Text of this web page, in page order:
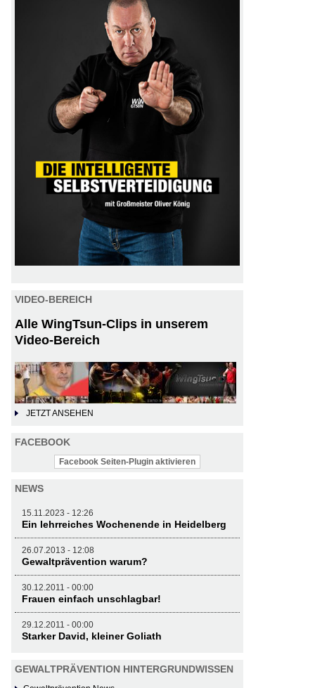
VIDEO-BEREICH
Alle WingTsun-Clips in unserem
Video-Bereich
JETZT ANSEHEN
FACEBOOK
Facebook Seiten-Plugin aktivieren
NEWS
15.11.2023 - 12:26
Ein lehrreiches Wochenende in Heidelberg
26.07.2013 - 12:08
Gewaltprävention warum?
30.12.2011 - 00:00
Frauen einfach unschlagbar!
29.12.2011 - 00:00
Starker David, kleiner Goliath
GEWALTPRÄVENTION HINTERGRUNDWISSEN